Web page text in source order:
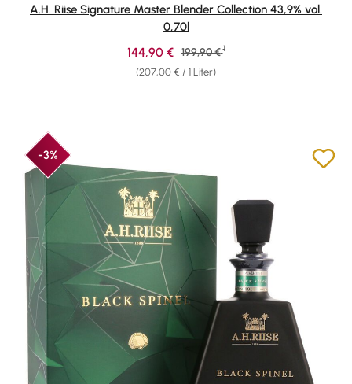
A.H. Riise Signature Master Blender Collection 43,9% vol.
0,70l
(207,00 € / 1 Liter)
Verkaufspreis:
144,90 € Regulärer Preis:
199,90 € 1
-3%